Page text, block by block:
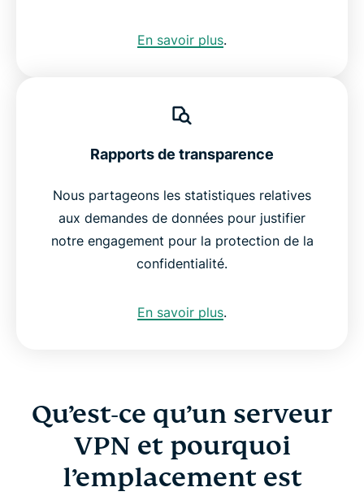
En savoir plus.
Rapports de transparence
Nous partageons les statistiques relatives
aux demandes de données pour justifier
notre engagement pour la protection de la
confidentialité.
En savoir plus.
Qu’est-ce qu’un serveur
VPN et pourquoi
l’emplacement est